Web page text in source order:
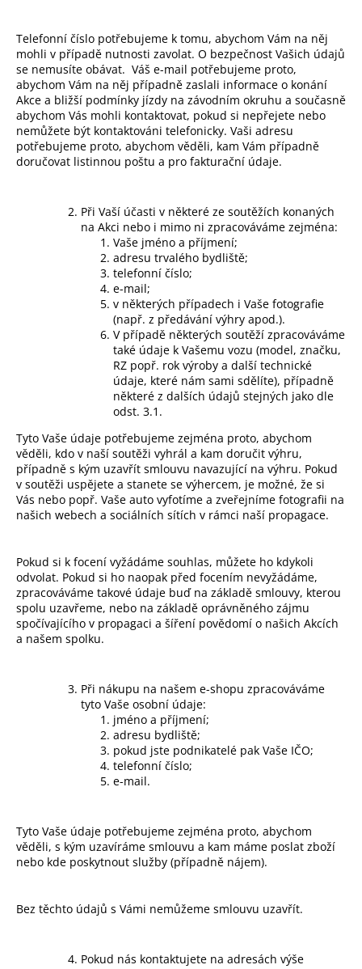
Telefonní číslo potřebujeme k tomu, abychom Vám na něj
mohli v případě nutnosti zavolat. O bezpečnost Vašich údajů
se nemusíte obávat. Váš e-mail potřebujeme proto,
abychom Vám na něj případně zaslali informace o konání
Akce a bližší podmínky jízdy na závodním okruhu a současně
abychom Vás mohli kontaktovat, pokud si nepřejete nebo
nemůžete být kontaktováni telefonicky. Vaši adresu
potřebujeme proto, abychom věděli, kam Vám případně
doručovat listinnou poštu a pro fakturační údaje.
Při Vaší účasti v některé ze soutěžích konaných
na Akci nebo i mimo ni zpracováváme zejména:
Vaše jméno a příjmení;
adresu trvalého bydliště;
telefonní číslo;
e-mail;
v některých případech i Vaše fotografie
(např. z předávání výhry apod.).
V případě některých soutěží zpracováváme
také údaje k Vašemu vozu (model, značku,
RZ popř. rok výroby a další technické
údaje, které nám sami sdělíte), případně
některé z dalších údajů stejných jako dle
odst. 3.1.
Tyto Vaše údaje potřebujeme zejména proto, abychom
věděli, kdo v naší soutěži vyhrál a kam doručit výhru,
případně s kým uzavřít smlouvu navazující na výhru. Pokud
v soutěži uspějete a stanete se výhercem, je možné, že si
Vás nebo popř. Vaše auto vyfotíme a zveřejníme fotografii na
našich webech a sociálních sítích v rámci naší propagace.
Pokud si k focení vyžádáme souhlas, můžete ho kdykoli
odvolat. Pokud si ho naopak před focením nevyžádáme,
zpracováváme takové údaje buď na základě smlouvy, kterou
spolu uzavřeme, nebo na základě oprávněného zájmu
spočívajícího v propagaci a šíření povědomí o našich Akcích
a našem spolku.
Při nákupu na našem e-shopu zpracováváme
tyto Vaše osobní údaje:
jméno a příjmení;
adresu bydliště;
pokud jste podnikatelé pak Vaše IČO;
telefonní číslo;
e-mail.
Tyto Vaše údaje potřebujeme zejména proto, abychom
věděli, s kým uzavíráme smlouvu a kam máme poslat zboží
nebo kde poskytnout služby (případně nájem).
Bez těchto údajů s Vámi nemůžeme smlouvu uzavřít.
Pokud nás kontaktujete na adresách výše